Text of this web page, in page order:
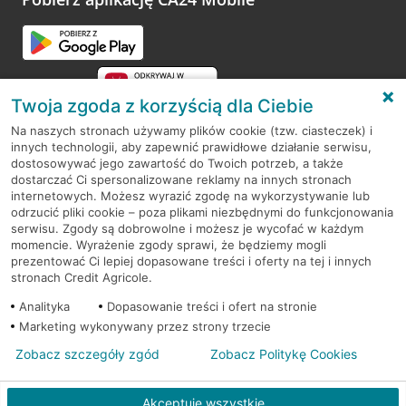
RODO
Regulamin serwisu
Mapa serwisu
PolitykaCookies
© 2026 Credit Agricole Bank Polska S.A. Wszelkie prawa zastrzeżone
Twoja zgoda z korzyścią dla Ciebie
Na naszych stronach używamy plików cookie (tzw. ciasteczek) i
innych technologii, aby zapewnić prawidłowe działanie serwisu,
dostosowywać jego zawartość do Twoich potrzeb, a także
dostarczać Ci spersonalizowane reklamy na innych stronach
internetowych. Możesz wyrazić zgodę na wykorzystywanie lub
odrzucić pliki cookie – poza plikami niezbędnymi do funkcjonowania
serwisu. Zgody są dobrowolne i możesz je wycofać w każdym
momencie. Wyrażenie zgody sprawi, że będziemy mogli
prezentować Ci lepiej dopasowane treści i oferty na tej i innych
stronach Credit Agricole.
Analityka
Dopasowanie treści i ofert na stronie
Marketing wykonywany przez strony trzecie
Akceptuję wszystkie
Zobacz szczegóły zgód Zobacz Politykę Cookies